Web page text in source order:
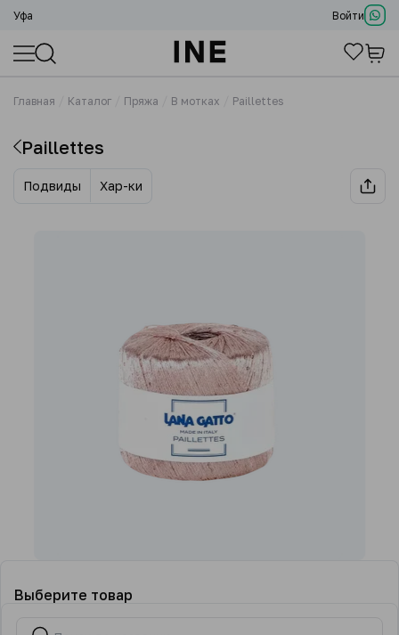
Уфа Войти
Главная Каталог Пряжа В мотках Paillettes
Paillettes
Подвиды Хар-ки
Выберите товар